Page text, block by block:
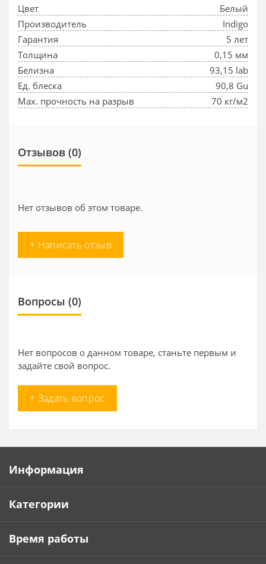
Цвет
Белый
Производитель
Indigo
Гарантия
5 лет
Толщина
0,15 мм
Белизна
93,15 lab
Ед. блеска
90,8 Gu
Max. прочность на разрыв
70 кг/м2
Отзывов (0)
Нет отзывов об этом товаре.
+ Написать отзыв
Вопросы (0)
Нет вопросов о данном товаре, станьте первым и
задайте свой вопрос.
+ Задать вопрос
Информация
Категории
Время работы